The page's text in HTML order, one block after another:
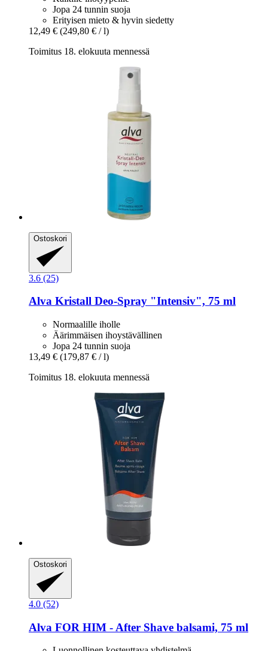
Jopa 24 tunnin suoja
Erityisen mieto & hyvin siedetty
12,49 € (249,80 € / l)
Toimitus 18. elokuuta mennessä
Ostoskori
3.6 (25)
Alva Kristall Deo-​Spray "Intensiv", 75 ml
Normaalille iholle
Äärimmäisen ihoystävällinen
Jopa 24 tunnin suoja
13,49 € (179,87 € / l)
Toimitus 18. elokuuta mennessä
Ostoskori
4.0 (52)
Alva FOR HIM -​ After Shave balsami, 75 ml